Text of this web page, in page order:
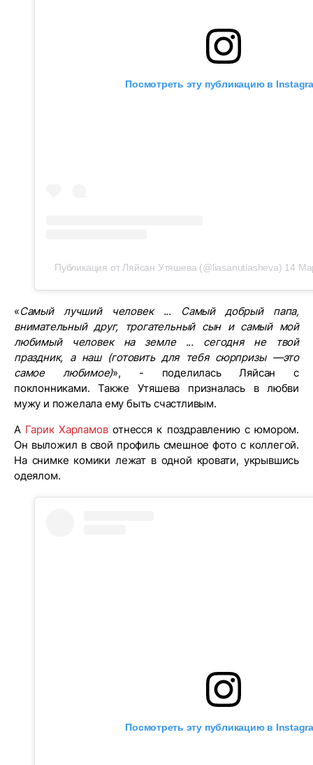
Посмотреть эту публикацию в
Публикация от Ляйсан Утяшева (@liasanutiasheva) 14
«Самый лучший человек ... Самый добрый папа,
внимательный друг, трогательный сын и самый мой
любимый человек на земле ... сегодня не твой
праздник, а наш (готовить для тебя сюрпризы —это
самое любимое)», - поделилась Ляйсан с
поклонниками. Также Утяшева призналась в любви
мужу и пожелала ему быть счастливым.
А Гарик Харламовотнесся к поздравлению с юмором.
Он выложил в свой профиль смешное фото с коллегой.
На снимке комики лежат в одной кровати, укрывшись
одеялом.
Посмотреть эту публикацию в